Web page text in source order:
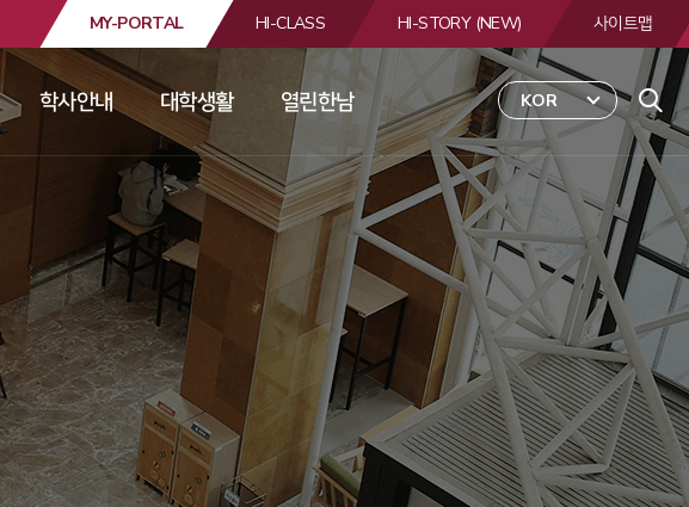
합
검
색
MY-PORTAL HI-CLASS HI-STORY (NEW) 사이트맵
KOR
학사안내 대학생활 열린한남